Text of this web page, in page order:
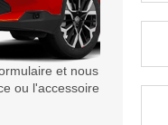
et nous
ou l'accessoire